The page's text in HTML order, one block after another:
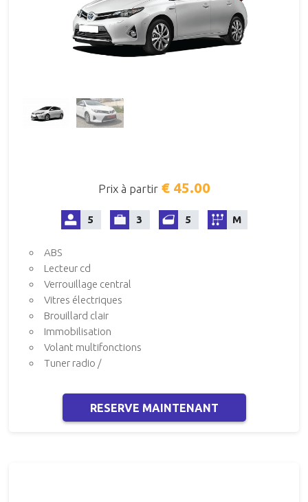
Prix à partir€ 45.00
5 3 5 M
ABS
Lecteur cd
Verrouillage central
Vitres électriques
Brouillard clair
Immobilisation
Volant multifonctions
Tuner radio /
RESERVE MAINTENANT